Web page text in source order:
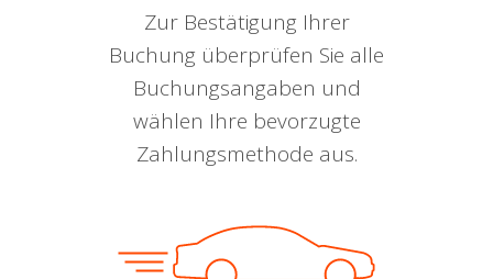
Zur Bestätigung Ihrer
Buchung überprüfen Sie alle
Buchungsangaben und
wählen Ihre bevorzugte
Zahlungsmethode aus.